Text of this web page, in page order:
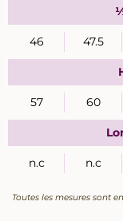
46 47.5
57 60
n.c n.c
Toutes les mesures sont